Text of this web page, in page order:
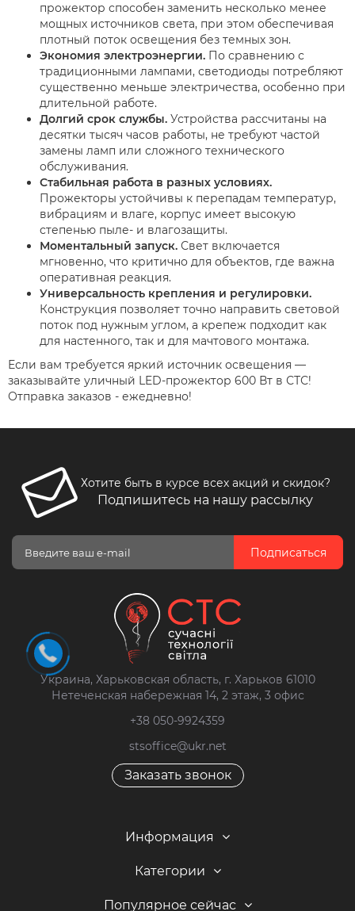
прожектор способен заменить несколько менее
мощных источников света, при этом обеспечивая
плотный поток освещения без темных зон.
Экономия электроэнергии. По сравнению с
традиционными лампами, светодиоды потребляют
существенно меньше электричества, особенно при
длительной работе.
Долгий срок службы. Устройства рассчитаны на
десятки тысяч часов работы, не требуют частой
замены ламп или сложного технического
обслуживания.
Стабильная работа в разных условиях.
Прожекторы устойчивы к перепадам температур,
вибрациям и влаге, корпус имеет высокую
степенью пыле- и влагозащиты.
Моментальный запуск. Свет включается
мгновенно, что критично для объектов, где важна
оперативная реакция.
Универсальность крепления и регулировки.
Конструкция позволяет точно направить световой
поток под нужным углом, а крепеж подходит как
для настенного, так и для мачтового монтажа.
Если вам требуется яркий источник освещения —
заказывайте уличный LED-прожектор 600 Вт в СТС!
Отправка заказов - ежедневно!
Хотите быть в курсе всех акций и скидок?
Подпишитесь на нашу рассылку
Подписаться
Украина, Харьковская область, г. Харьков 61010
Нетеченская набережная 14, 2 этаж, 3 офис
+38 050-9924359
stsoffice@ukr.net
Заказать звонок
Информация
Категории
Популярное сейчас